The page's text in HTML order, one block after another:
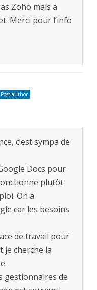
Zoho mais a
Merci pour l’info
Post author
c’est sympa de
Docs pour
plutôt
On a
car les besoins
de travail pour
je cherche la
gestionnaires de